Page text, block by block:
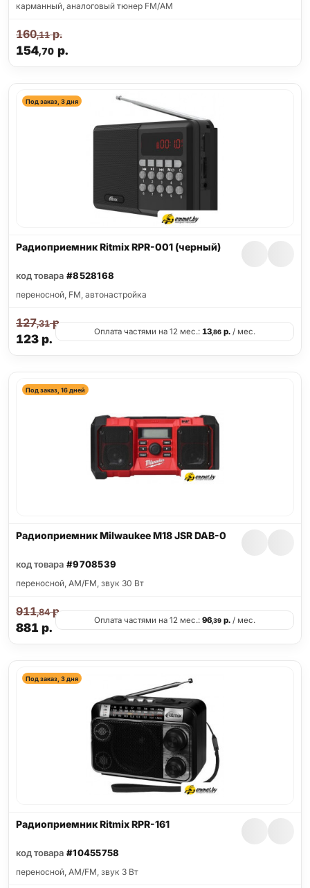
карманный, аналоговый тюнер FM/AM
154,70р.
160,11р.
Под заказ, 3 дня
Радиоприемник Ritmix RPR-001 (черный)
код товара #8528168
переносной, FM, автонастройка
123р.
127,31р.
Оплата частями на 12 мес.: 13,86р./ мес.
Под заказ, 16 дней
Радиоприемник Milwaukee M18 JSR DAB-0
код товара #9708539
переносной, AM/FM, звук 30 Вт
881 р.
911,84р.
Оплата частями на 12 мес.: 96,39р./ мес.
Под заказ, 3 дня
Радиоприемник Ritmix RPR-161
код товара #10455758
переносной, AM/FM, звук 3 Вт